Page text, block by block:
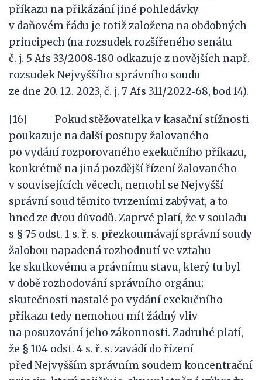
příkazu na přikázání jiné pohledávky
v daňovém řádu je totiž založena na obdobných
principech (na rozsudek rozšířeného senátu
č. j. 5 Afs 33/2008‑180 odkazuje z novějších např.
rozsudek Nejvyššího správního soudu
ze dne 20. 12. 2023, č. j. 7 Afs 311/2022‑68, bod 14).
[16] Pokud stěžovatelka v kasační stížnosti
poukazuje na další postupy žalovaného
po vydání rozporovaného exekučního příkazu,
konkrétně na jiná pozdější řízení žalovaného
v souvisejících věcech, nemohl se Nejvyšší
správní soud těmito tvrzeními zabývat, a to
hned ze dvou důvodů. Zaprvé platí, že v souladu
s § 75 odst. 1 s. ř. s. přezkoumávají správní soudy
žalobou napadená rozhodnutí ve vztahu
ke skutkovému a právnímu stavu, který tu byl
v době rozhodování správního orgánu;
skutečnosti nastalé po vydání exekučního
příkazu tedy nemohou mít žádný vliv
na posuzování jeho zákonnosti. Zadruhé platí,
že § 104 odst. 4 s. ř. s. zavádí do řízení
před Nejvyšším správním soudem koncentrační